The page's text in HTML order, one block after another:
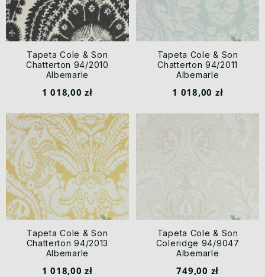
Tapeta Cole & Son
Chatterton 94/2010
Albemarle
1 018,00 zł
Tapeta Cole & Son
Chatterton 94/2011
Albemarle
1 018,00 zł
Tapeta Cole & Son
Chatterton 94/2013
Albemarle
1 018,00 zł
Tapeta Cole & Son
Coleridge 94/9047
Albemarle
749,00 zł